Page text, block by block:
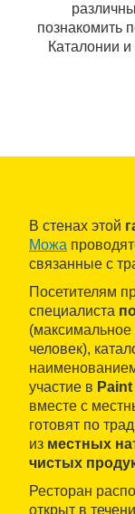
познакомить
Каталонии
В стенах этой
Можа
связанные с
Посетителям
специалиста
(максимальное
человек),
участие в
вместе с
готовят по
из местных
чистых
Ресторан
открыт в